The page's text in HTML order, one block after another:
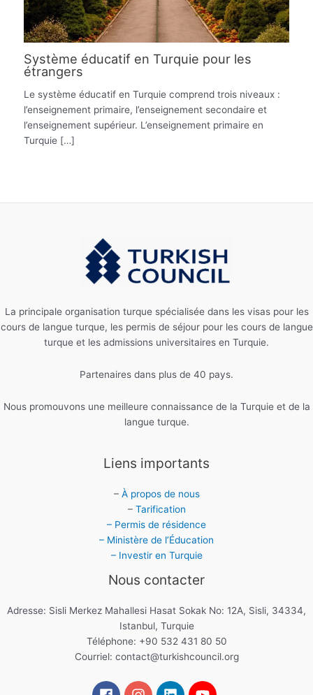
Système éducatif en Turquie pour les
étrangers
Le système éducatif en Turquie comprend trois niveaux :
l’enseignement primaire, l’enseignement secondaire et
l’enseignement supérieur. L’enseignement primaire en
Turquie […]
La principale organisation turque spécialisée dans les visas pour les
cours de langue turque, les permis de séjour pour les cours de langue
turque et les admissions universitaires en Turquie.
Partenaires dans plus de 40 pays.
Nous promouvons une meilleure connaissance de la Turquie et de la
langue turque.
Liens importants
– À propos de nous
– Tarification
– Permis de résidence
– Ministère de l’Éducation
– Investir en Turquie
Nous contacter
Adresse: Sisli Merkez Mahallesi Hasat Sokak No: 12A, Sisli, 34334,
Istanbul, Turquie
Téléphone: +90 532 431 80 50
Courriel: contact@turkishcouncil.org